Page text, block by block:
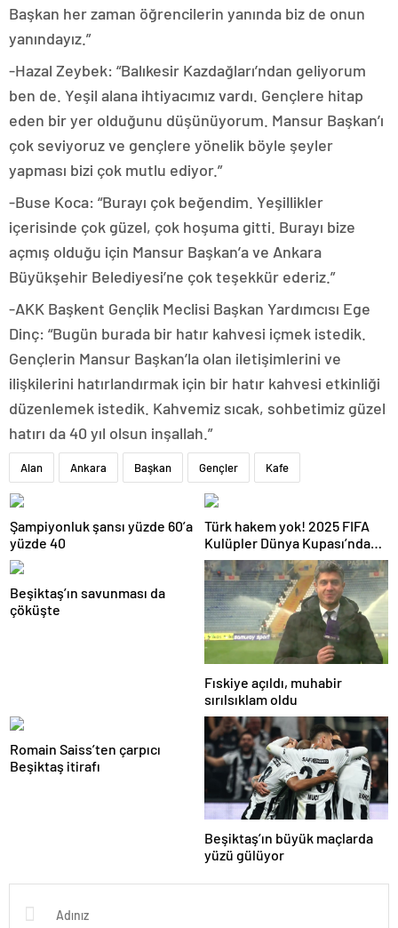
Başkan her zaman öğrencilerin yanında biz de onun
yanındayız.”
-Hazal Zeybek: “Balıkesir Kazdağları’ndan geliyorum
ben de. Yeşil alana ihtiyacımız vardı. Gençlere hitap
eden bir yer olduğunu düşünüyorum. Mansur Başkan’ı
çok seviyoruz ve gençlere yönelik böyle şeyler
yapması bizi çok mutlu ediyor.”
-Buse Koca: “Burayı çok beğendim. Yeşillikler
içerisinde çok güzel, çok hoşuma gitti. Burayı bize
açmış olduğu için Mansur Başkan’a ve Ankara
Büyükşehir Belediyesi’ne çok teşekkür ederiz.”
-AKK Başkent Gençlik Meclisi Başkan Yardımcısı Ege
Dinç: “Bugün burada bir hatır kahvesi içmek istedik.
Gençlerin Mansur Başkan’la olan iletişimlerini ve
ilişkilerini hatırlandırmak için bir hatır kahvesi etkinliği
düzenlemek istedik. Kahvemiz sıcak, sohbetimiz güzel
hatırı da 40 yıl olsun inşallah.”
Alan Ankara Başkan Gençler Kafe
Şampiyonluk şansı yüzde 60’a
yüzde 40
Türk hakem yok! 2025 FIFA
Kulüpler Dünya Kupası’nda
düdük çalacak isimler
belirlendi
Beşiktaş’ın savunması da
çöküşte
Fıskiye açıldı, muhabir
sırılsıklam oldu
Romain Saiss’ten çarpıcı
Beşiktaş itirafı
Beşiktaş’ın büyük maçlarda
yüzü gülüyor